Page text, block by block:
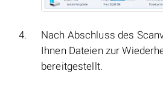
Nach Abschluss des
Ihnen Dateien zur
bereitgestellt.